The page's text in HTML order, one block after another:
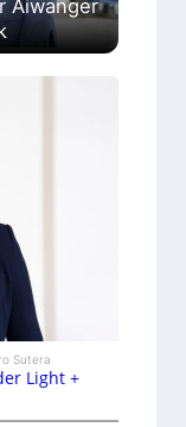
Aiwanger
Sutera
Light +